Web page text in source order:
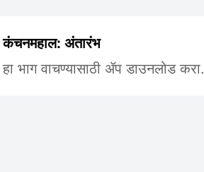
कंचनमहाल: अंतारंभ
हा भाग वाचण्यासाठी ॲप डाउनलोड करा.